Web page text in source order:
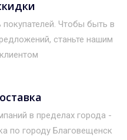
Чтобы быть в
станьте нашим
в пределах города -
по городу Благовещенск